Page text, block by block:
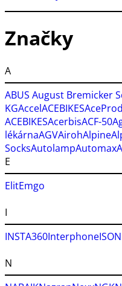
Značky
A
ABUS August Bremicker
KGAccelACEBIKES
ACEBIKESAcerbisACF-50
lékárnaAGVAirohAlpine
SocksAutolampAutomax
E
ElitEmgo
I
INSTA360InterphoneISON
N